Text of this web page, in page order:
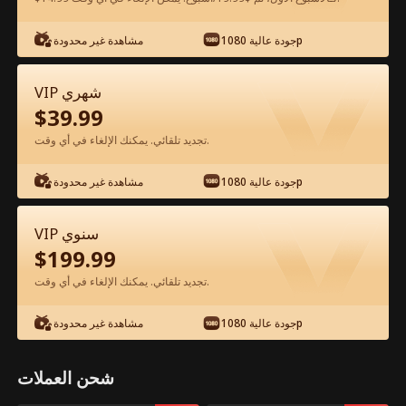
شاهد مجانًا في التطبيق
0-49 50-75
29 30 32
مشاهدة غير محدودة جودة عالية 1080p
VIP شهري
$39.99
تجديد تلقائي. يمكنك الإلغاء في أي وقت.
مشاهدة غير محدودة جودة عالية 1080p
VIP سنوي
$199.99
تجديد تلقائي. يمكنك الإلغاء في أي وقت.
مشاهدة غير محدودة جودة عالية 1080p
شحن العملات